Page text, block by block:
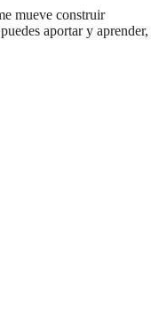
mueve construir
aportar y aprender,